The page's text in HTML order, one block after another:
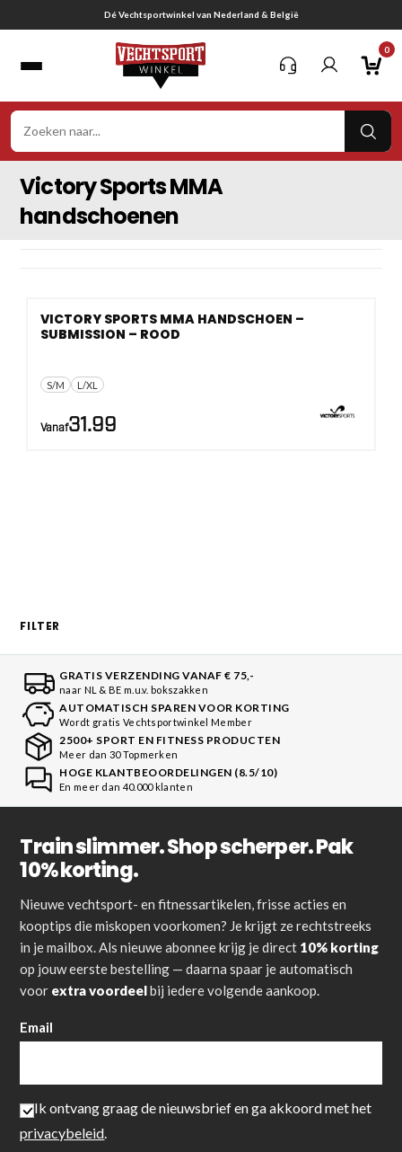
naar
Dé Vechtsportwinkel van Nederland & België
0
Victory Sports MMA
handschoenen
S/M L/XL
VICTORY SPORTS MMA HANDSCHOEN –
SUBMISSION – ROOD
Vanaf31.99
FILTER
GRATIS VERZENDING VANAF € 75,-
naar NL & BE m.u.v. bokszakken
AUTOMATISCH SPAREN VOOR KORTING
Wordt gratis Vechtsportwinkel Member
2500+ SPORT EN FITNESS PRODUCTEN
Meer dan 30 Topmerken
HOGE KLANTBEOORDELINGEN (8.5/10)
En meer dan 40.000 klanten
Train slimmer. Shop scherper. Pak
10% korting.
Nieuwe vechtsport- en fitnessartikelen, frisse acties en
kooptips die miskopen voorkomen? Je krijgt ze rechtstreeks
in je mailbox. Als nieuwe abonnee krijg je direct 10% korting
op jouw eerste bestelling — daarna spaar je automatisch
voor extra voordeelbij iedere volgende aankoop.
Email
Ik ontvang graag de nieuwsbrief en ga akkoord met het
privacybeleid.